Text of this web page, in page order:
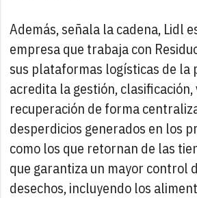
Además, señala la cadena, Lidl
empresa que trabaja con
sus plataformas logísticas de la
acredita la gestión,
recuperación de forma
desperdicios generados en los
como los que retornan de las
que garantiza un mayor control
desechos, incluyendo los